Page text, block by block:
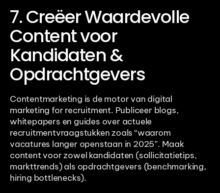
7. Creëer Waardevolle
Content voor
Kandidaten &
Opdrachtgevers
Contentmarketing is de motor van digital
marketing for recruitment. Publiceer blogs,
whitepapers en guides over actuele
recruitmentvraagstukken zoals “waarom
vacatures langer openstaan in 2025”. Maak
content voor zowel kandidaten (sollicitatietips,
markttrends) als opdrachtgevers (benchmarking,
hiring bottlenecks).